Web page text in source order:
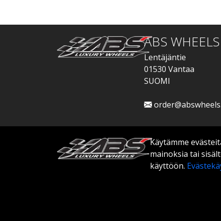
Käytämme
mainoksia tai
käyttöön.
ABS WHEELS
Lentäjäntie
01530 Vantaa
SUOMI